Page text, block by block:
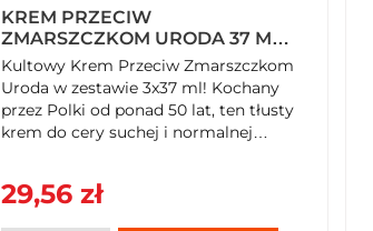
KREM PRZECIW
ZMARSZCZKOM URODA 37 ML
X 3 SZTUKI
Kultowy Krem Przeciw Zmarszczkom
Uroda w zestawie 3x37 ml! Kochany
przez Polki od ponad 50 lat, ten tłusty
krem do cery suchej i normalnej
Cholesterol, skutecznie ujędrnia,
29,56 zł